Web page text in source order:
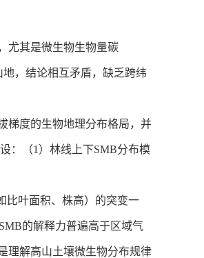
尤其是微生物生物量碳
，结论相互矛盾，缺乏跨纬
梯度的生物地理分布格局，并
：（1）林线上下SMB分布模
比叶面积、株高）的突变一
的解释力普遍高于区域气
理解高山土壤微生物分布规律